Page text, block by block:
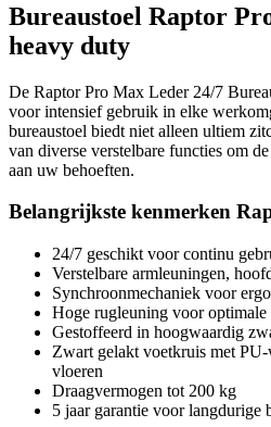
Bureaustoel Raptor
heavy duty
De Raptor Pro Max Leder 24/7
voor intensief gebruik in elke
bureaustoel biedt niet alleen ultiem
van diverse verstelbare functies om
aan uw behoeften.
Belangrijkste kenmerken
24/7 geschikt voor continu
Verstelbare armleuningen,
Synchroonmechaniek voor
Hoge rugleuning voor optimale
Gestoffeerd in hoogwaardig
Zwart gelakt voetkruis met
vloeren
Draagvermogen tot 200 kg
5 jaar garantie voor langdurige